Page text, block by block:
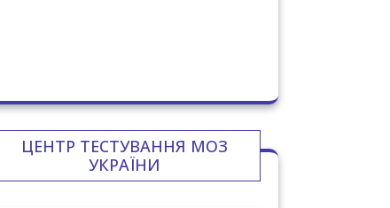
ЦЕНТР ТЕСТУВАННЯ МОЗ
УКРАЇНИ